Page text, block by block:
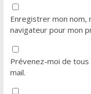
Enregistrer mon nom,
navigateur pour mon
Prévenez-moi de
mail.